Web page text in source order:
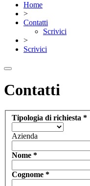
Home
>
Contatti
Scrivici
>
Scrivici
Contatti
Tipologia di richiesta *
Azienda
Nome *
Cognome *